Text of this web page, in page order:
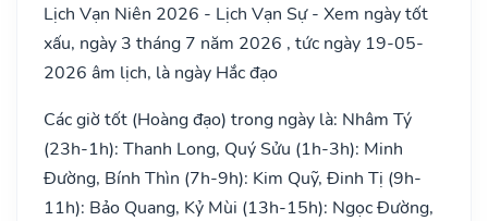
Lịch Vạn Niên 2026 - Lịch Vạn Sự - Xem ngày tốt
xấu, ngày 3 tháng 7 năm 2026 , tức ngày 19-05-
2026 âm lịch, là ngày Hắc đạo
Các giờ tốt (Hoàng đạo) trong ngày là: Nhâm Tý
(23h-1h): Thanh Long, Quý Sửu (1h-3h): Minh
Đường, Bính Thìn (7h-9h): Kim Quỹ, Đinh Tị (9h-
11h): Bảo Quang, Kỷ Mùi (13h-15h): Ngọc Đường,